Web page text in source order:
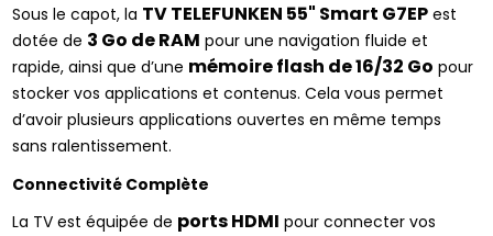
Sous le capot, la TV TELEFUNKEN 55" Smart G7EP est
dotée de 3 Go de RAM pour une navigation fluide et
rapide, ainsi que d’une mémoire flash de 16/32 Go pour
stocker vos applications et contenus. Cela vous permet
d’avoir plusieurs applications ouvertes en même temps
sans ralentissement.
Connectivité Complète
La TV est équipée de ports HDMI pour connecter vos